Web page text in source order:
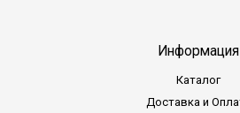
Информация
Каталог
Доставка и